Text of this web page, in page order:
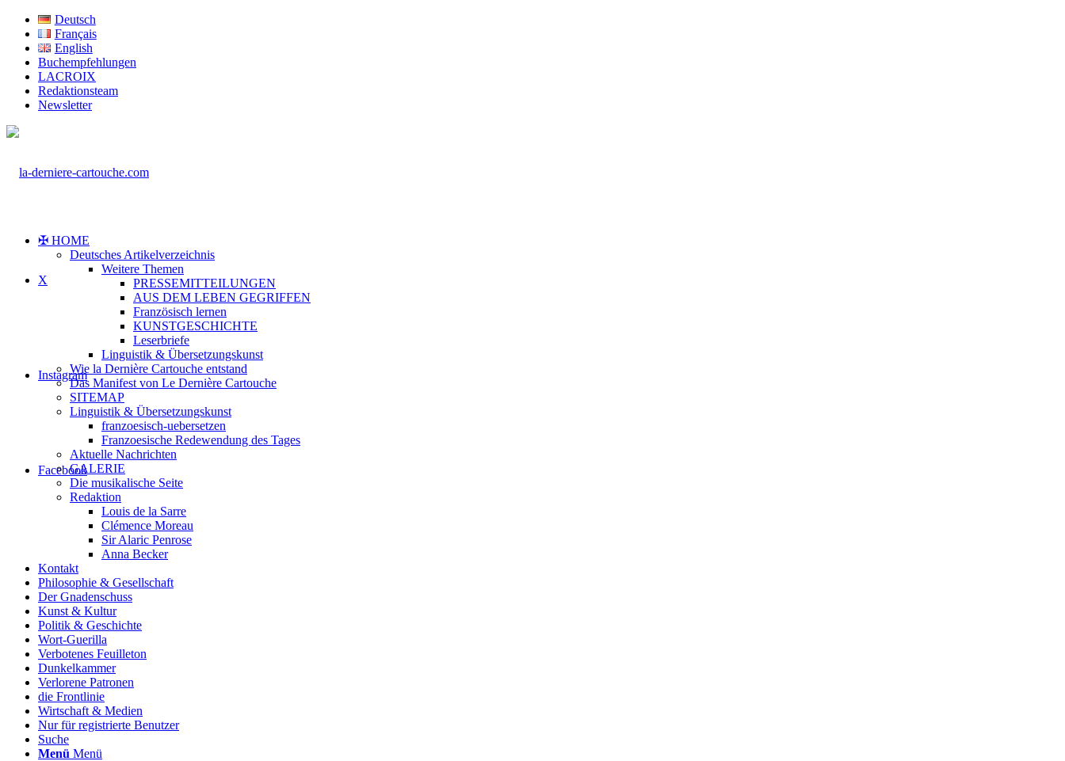
Deutsch
Français
English
Buchempfehlungen
LACROIX
Redaktionsteam
Newsletter
X
Instagram
Facebook
✠ HOME
Deutsches Artikelverzeichnis
Weitere Themen
PRESSEMITTEILUNGEN
AUS DEM LEBEN GEGRIFFEN
Französisch lernen
KUNSTGESCHICHTE
Leserbriefe
Linguistik & Übersetzungskunst
Wie la Dernière Cartouche entstand
Das Manifest von Le Dernière Cartouche
SITEMAP
Linguistik & Übersetzungskunst
franzoesisch-uebersetzen
Franzoesische Redewendung des Tages
Aktuelle Nachrichten
GALERIE
Die musikalische Seite
Redaktion
Louis de la Sarre
Clémence Moreau
Sir Alaric Penrose
Anna Becker
Kontakt
Philosophie & Gesellschaft
Der Gnadenschuss
Kunst & Kultur
Politik & Geschichte
Wort-Guerilla
Verbotenes Feuilleton
Dunkelkammer
Verlorene Patronen
die Frontlinie
Wirtschaft & Medien
Nur für registrierte Benutzer
Suche
Menü Menü